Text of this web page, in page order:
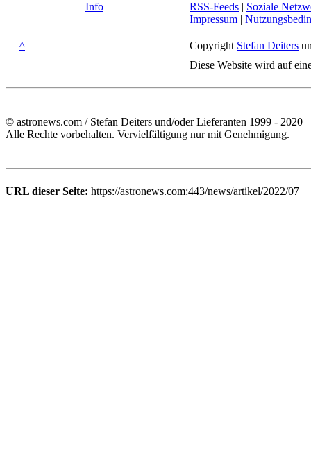
Info
RSS-Feeds | Soziale
Impressum |
^ Copyright Stefan Deiters
Diese Website wird auf
© astronews.com / Stefan Deiters und/oder Lieferanten 1999 - 2020
Alle Rechte vorbehalten. Vervielfältigung nur mit Genehmigung.
URL dieser Seite: https://astronews.com:443/news/artikel/2022/07